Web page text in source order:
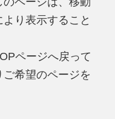
り表示すること
ページへ戻って
希望のページを